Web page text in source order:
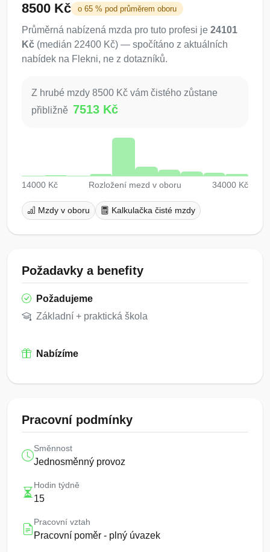
8500 Kč o 65 % pod průměrem oboru
Průměrná nabízená mzda pro tuto profesi je 24101
Kč (medián 22400 Kč) — spočítáno z aktuálních
nabídek na Flekni, ne z dotazníků.
Z hrubé mzdy 8500 Kč vám čistého zůstane
přibližně 7513 Kč
14000 Kč Rozložení mezd v oboru 34000 Kč
Mzdy v oboru Kalkulačka čisté mzdy
Požadavky a benefity
Požadujeme
Základní + praktická škola
Nabízíme
Pracovní podmínky
Směnnost
Jednosměnný provoz
Hodin týdně
15
Pracovní vztah
Pracovní poměr - plný úvazek